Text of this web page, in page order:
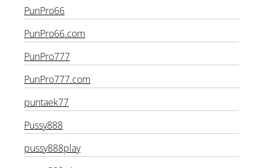
PunPro66
PunPro66.com
PunPro777
PunPro777.com
puntaek77
Pussy888
pussy888play